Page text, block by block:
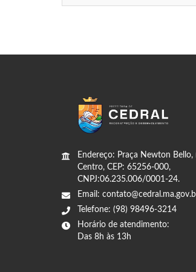
Endereço: Praça Newton Bello,
Centro, CEP: 65256-000,
CNPJ:06.235.006/0001-24.
Email:
Telefone: (98) 98496-3214
Horário de atendimento:
Das 8h às 13h